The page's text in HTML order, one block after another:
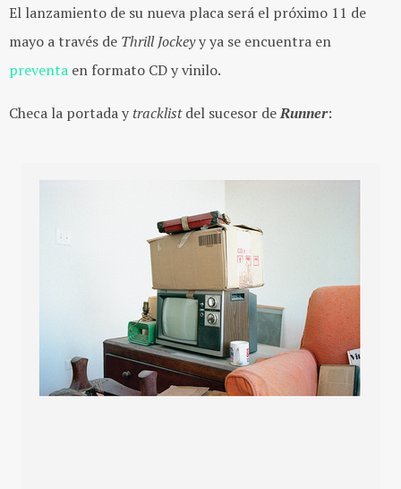
El lanzamiento de su nueva placa será el próximo 11 de
mayo a través de Thrill Jockeyy ya se encuentra en
preventa en formato CD y vinilo.
Checa la portada y tracklistdel sucesor deRunner: